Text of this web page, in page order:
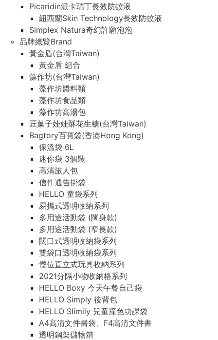
Picaridin派卡瑞丁長效防蚊液
紐西蘭Skin Technology長效防蚊液
Simplex Natura奇幻許願泡泡
品牌總覽Brand
黃金盾(台灣Taiwan)
黃金盾 組合
藻作坊(台灣Taiwan)
藻作坊醬料類
藻作坊食品類
藻作坊高湯包
匠菓子娃娃酥花生糖(台灣Taiwan)
Bagtory百寶袋(香港Hong Kong)
保溫袋 6L
迷你袋 3個裝
高清旅人包
信件通告掛袋
HELLO 童袋系列
易攜式透明收納系列
多用途活動袋 (闊身款)
多用途活動袋 (窄長款)
闊口式透明收納袋系列
雙袋口透明收納袋系列
慳位直立式玩具收納系列
2021分隔小物收納格系列
HELLO Boxy 今天午餐自己袋
HELLO Simply 後背包
HELLO Slimily 兒童撞色功課袋
A4高清文件書袋、F4高清文件書
透明鋼架儲物箱